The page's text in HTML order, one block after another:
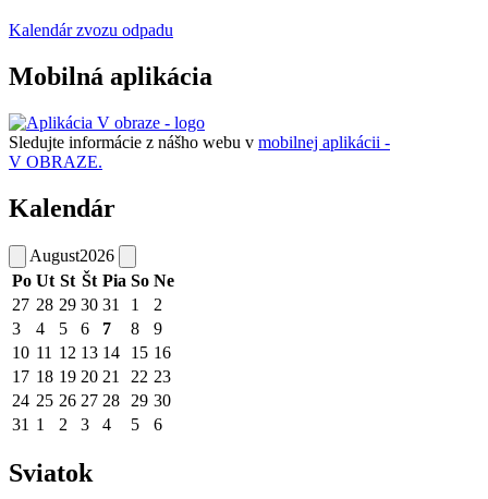
Kalendár zvozu odpadu
Mobilná aplikácia
Sledujte informácie z nášho webu v mobilnej aplikácii -
V OBRAZE.
Kalendár
August2026
Po Ut St Št Pia So Ne
27 28 29 30 31 1
2
3
4 5 6 7 8
9
10 11 12 13 14 15 16
17 18 19 20 21 22 23
24 25 26 27 28 29 30
31 1 2 3 4 5 6
Sviatok